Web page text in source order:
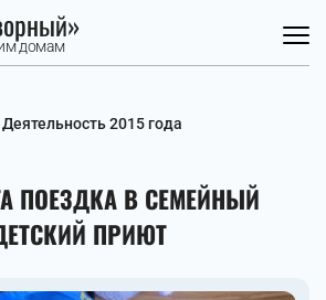
домам
2015 года
ПОЕЗДКА В СЕМЕЙНЫЙ
ПРИЮТ